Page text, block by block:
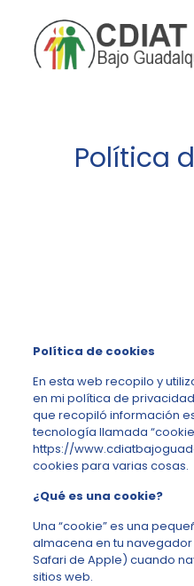
Política
Política de cookies
En esta web recopilo y
en mi política de
que recopiló información
tecnología llamada
https://
cookies para varias cosas.
¿Qué es una cookie?
Una “cookie” es una
almacena en tu
Safari de Apple) cuando
sitios web.